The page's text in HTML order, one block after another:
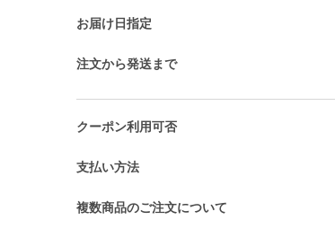
お届け日指定
注文から発送まで
クーポン利用可否
支払い方法
複数商品のご注文について